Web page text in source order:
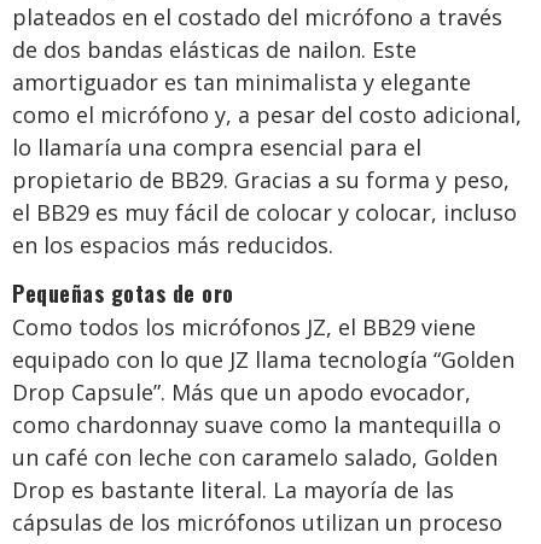
plateados en el costado del micrófono a través
de dos bandas elásticas de nailon. Este
amortiguador es tan minimalista y elegante
como el micrófono y, a pesar del costo adicional,
lo llamaría una compra esencial para el
propietario de BB29. Gracias a su forma y peso,
el BB29 es muy fácil de colocar y colocar, incluso
en los espacios más reducidos.
Pequeñas gotas de oro
Como todos los micrófonos JZ, el BB29 viene
equipado con lo que JZ llama tecnología “Golden
Drop Capsule”. Más que un apodo evocador,
como chardonnay suave como la mantequilla o
un café con leche con caramelo salado, Golden
Drop es bastante literal. La mayoría de las
cápsulas de los micrófonos utilizan un proceso